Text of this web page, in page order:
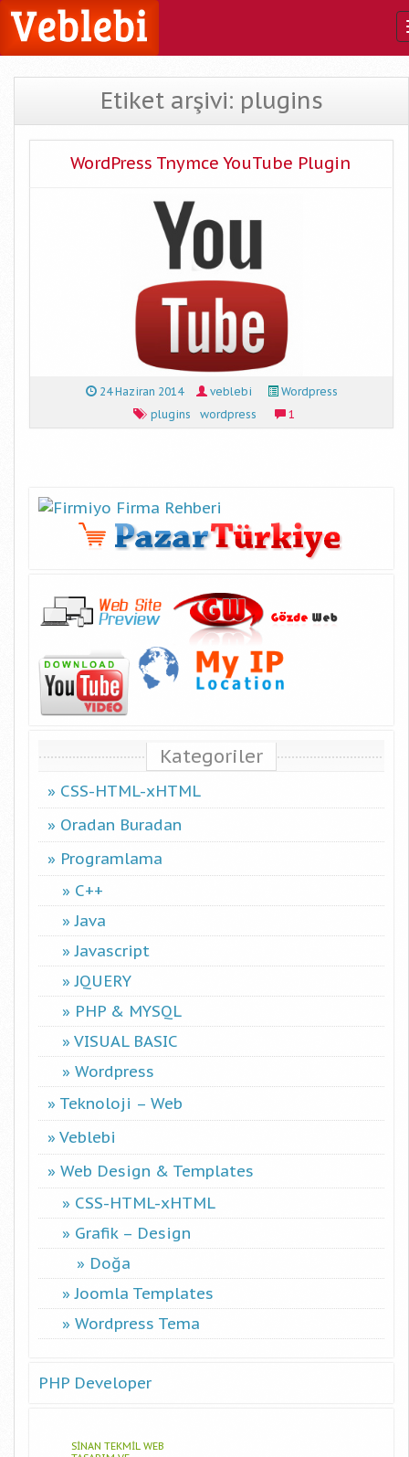
Etiket arşivi: plugins
WordPress Tnymce YouTube Plugin
24 Haziran 2014 veblebi
Wordpress
plugins
wordpress 1
Kategoriler
CSS-HTML-xHTML
Oradan Buradan
Programlama
C++
Java
Javascript
JQUERY
PHP & MYSQL
VISUAL BASIC
Wordpress
Teknoloji – Web
Veblebi
Web Design & Templates
CSS-HTML-xHTML
Grafik – Design
Doğa
Joomla Templates
Wordpress Tema
PHP Developer
SINAN TEKMIL WEB